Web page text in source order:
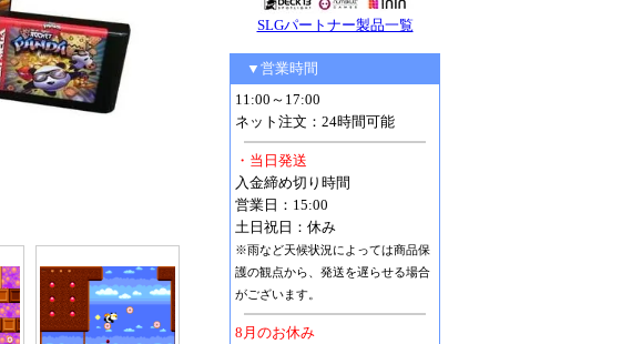
SLGパートナー製品一覧
▼営業時間
11:00～17:00
ネット注文：24時間可能
・当日発送
入金締め切り時間
営業日：15:00
土日祝日：休み
※雨など天候状況によっては商品保
護の観点から、発送を遅らせる場合
がございます。
8月のお休み